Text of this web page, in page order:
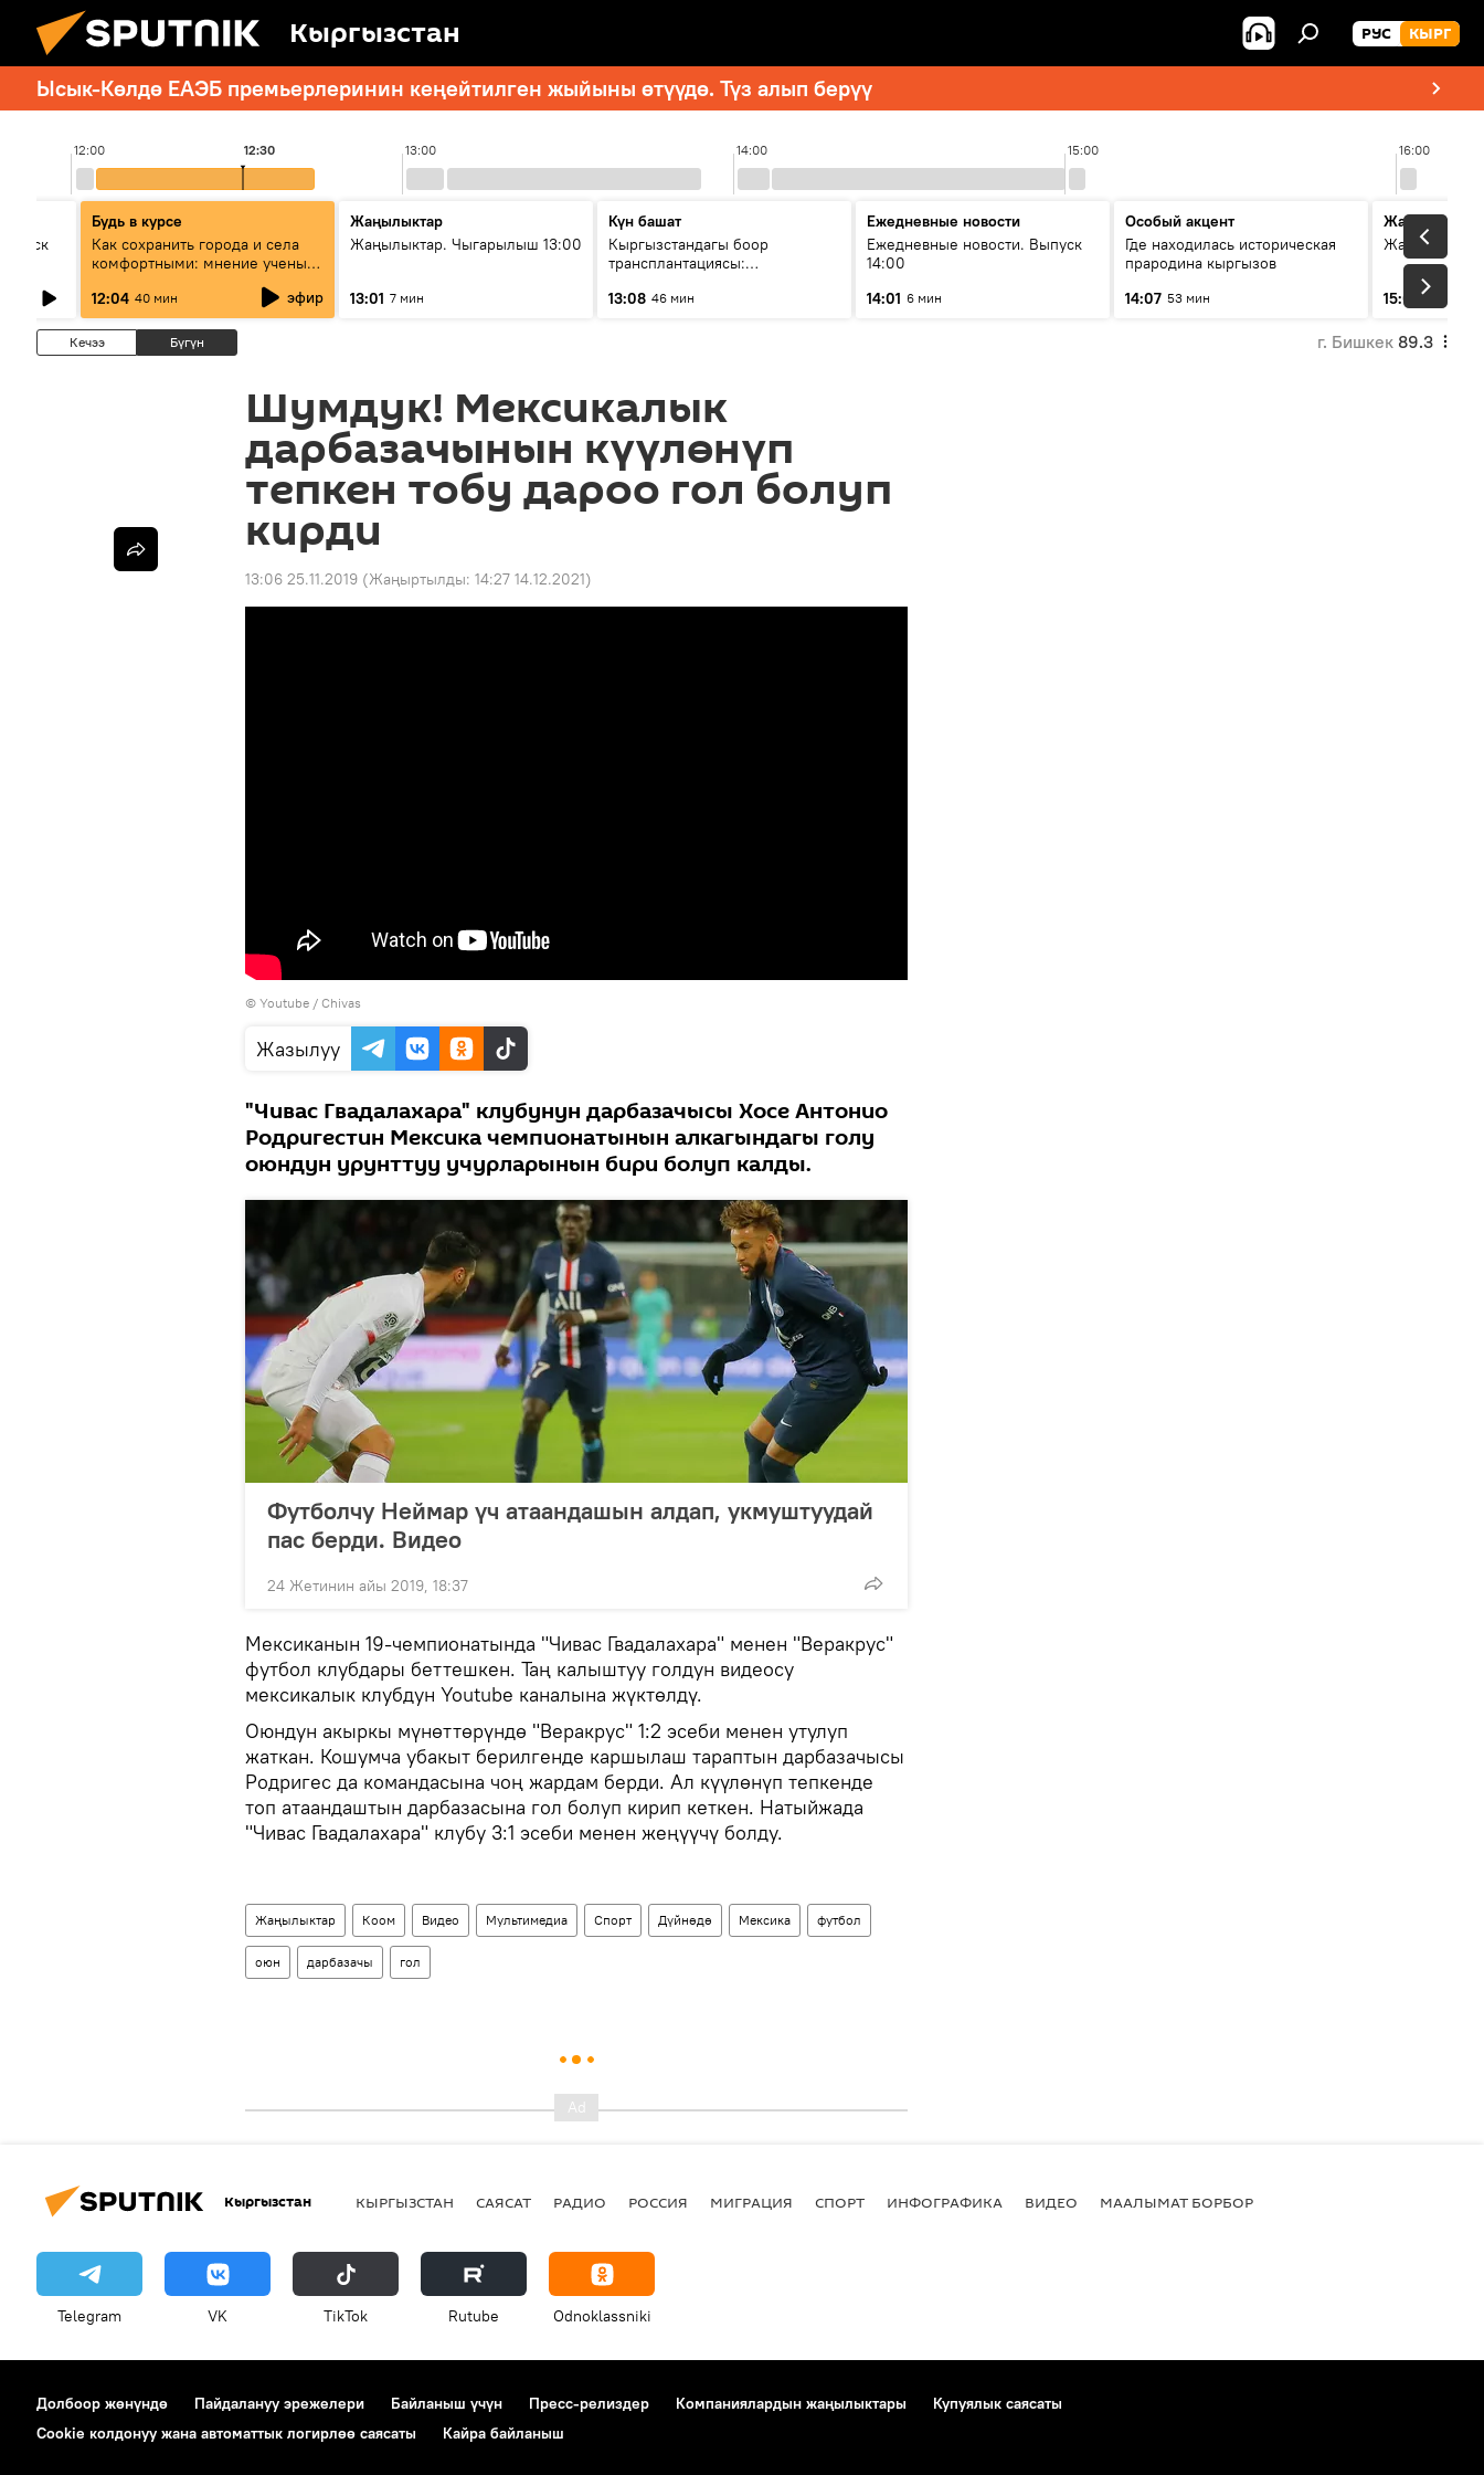
Кыргызстан РУС КЫРГ
Ысык-Көлдө ЕАЭБ премьерлеринин кеңейтилген жыйыны өтүүдө. Түз алып берүү
12:00 13:00 14:00 15:00 16:00
12:30
Будь в курсе
Как сохранить города и села
комфортными: мнение ученых
12:04 40 мин эфир
Жаңылыктар
Жаңылыктар. Чыгарылыш 13:00
13:01 7 мин
Күн башат
Кыргызстандагы боор
трансплантациясы:
келечеги
13:08 46 мин
Ежедневные новости
Ежедневные новости. Выпуск
14:00
14:01 6 мин
Особый акцент
Где находилась историческая
прародина кыргызов
14:07 53 мин
Жаңылыктар
15:01 3 мин
Кечээ Бүгүн г. Бишкек 89.3
Шумдук! Мексикалык
дарбазачынын күүлөнүп
тепкен тобу дароо гол болуп
кирди
13:06 25.11.2019 (Жаңыртылды: 14:27 14.12.2021)
© Youtube / Chivas
Жазылуу
"Чивас Гвадалахара" клубунун дарбазачысы Хосе Антонио
Родригестин Мексика чемпионатынын алкагындагы голу
оюндун урунттуу учурларынын бири болуп калды.
Футболчу Неймар үч атаандашын алдап, укмуштуудай
пас берди. Видео
24 Жетинин айы 2019, 18:37
Мексиканын 19-чемпионатында "Чивас Гвадалахара" менен "Веракрус"
футбол клубдары беттешкен. Таң калыштуу голдун видеосу
мексикалык клубдун Youtube каналына жүктөлдү.
Оюндун акыркы мүнөттөрүндө "Веракрус" 1:2 эсеби менен утулуп
жаткан. Кошумча убакыт берилгенде каршылаш тараптын дарбазачысы
Родригес да командасына чоң жардам берди. Ал күүлөнүп тепкенде
топ атаандаштын дарбазасына гол болуп кирип кеткен. Натыйжада
"Чивас Гвадалахара" клубу 3:1 эсеби менен жеңүүчү болду.
Жаңылыктар Коом Видео Мультимедиа Спорт Дүйнөдө Мексика футбол
оюн дарбазачы гол
Кыргызстан КЫРГЫЗСТАН САЯСАТ РАДИО РОССИЯ МИГРАЦИЯ СПОРТ ИНФОГРАФИКА ВИДЕО МААЛЫМАТ БОРБОР
Telegram VK ТikТоk Rutube Odnoklassniki
Долбоор жөнүндө Пайдалануу эрежелери Байланыш үчүн Пресс-релиздер Компаниялардын жаңылыктары
Купуялык саясаты
Cookie колдонуу жана автоматтык логирлөө саясаты
Кайра байланыш